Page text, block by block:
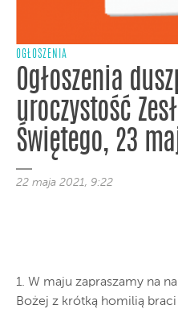
OGŁOSZENIA
Ogłoszenia
uroczystość
Świętego, 23
22 maja 2021, 9:22
1. W maju zapraszamy na
Bożej z krótką homilią